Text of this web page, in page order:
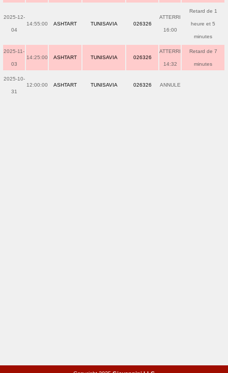
2025-12-
04
14:55:00 ASHTART TUNISAVIA 026326
ATTERRI
16:00
Retard de 1
heure et 5
minutes
2025-11-
03
14:25:00 ASHTART TUNISAVIA 026326
ATTERRI
14:32
Retard de 7
minutes
2025-10-
31
12:00:00 ASHTART TUNISAVIA 026326 ANNULE